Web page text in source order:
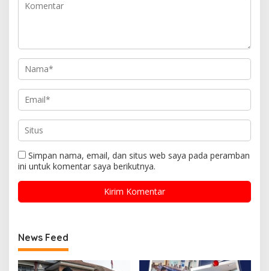
Simpan nama, email, dan situs web saya pada peramban
ini untuk komentar saya berikutnya.
News Feed